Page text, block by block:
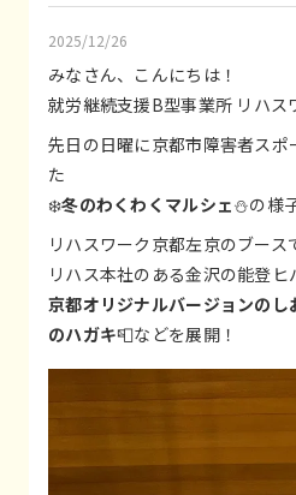
2025/12/26
みなさん、こんにちは！
就労継続支援B型事業所 リハス
先日の日曜に京都市障害者ス
た
❄️冬のわくわくマルシェ⛄の様
リハスワーク京都左京のブース
リハス本社のある金沢の能登ヒ
京都オリジナルバージョンのし
のハガキ📮などを展開！